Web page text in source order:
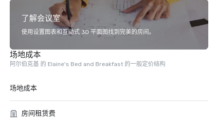
了解会议室
使用设置图表和互动式 3D 平面图找到完美的房间。
场地成本
阿尔伯克基 的 Elaine's Bed and Breakfast 的一般定价结构
场地成本
房间租赁费